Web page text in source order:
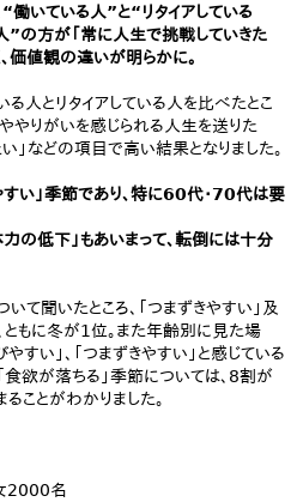
働いている人”と“リタイアしている
”の方が「常に人生で挑戦していきた
価値観の違いが明らかに。
人とリタイアしている人を比べたとこ
やりがいを感じられる人生を送りた
」などの項目で高い結果となりました。
すい」季節であり、特に60代・70代は要
の低下」もあいまって、転倒には十分
て聞いたところ、「つまずきやすい」及
ともに冬が1位。また年齢別に見た場
すい」、「つまずきやすい」と感じている
食欲が落ちる」季節については、8割が
ことがわかりました。
2000名